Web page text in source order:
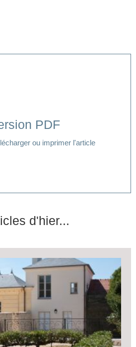
PDF
ou imprimer l'article
Cliquer ici
d'hier...